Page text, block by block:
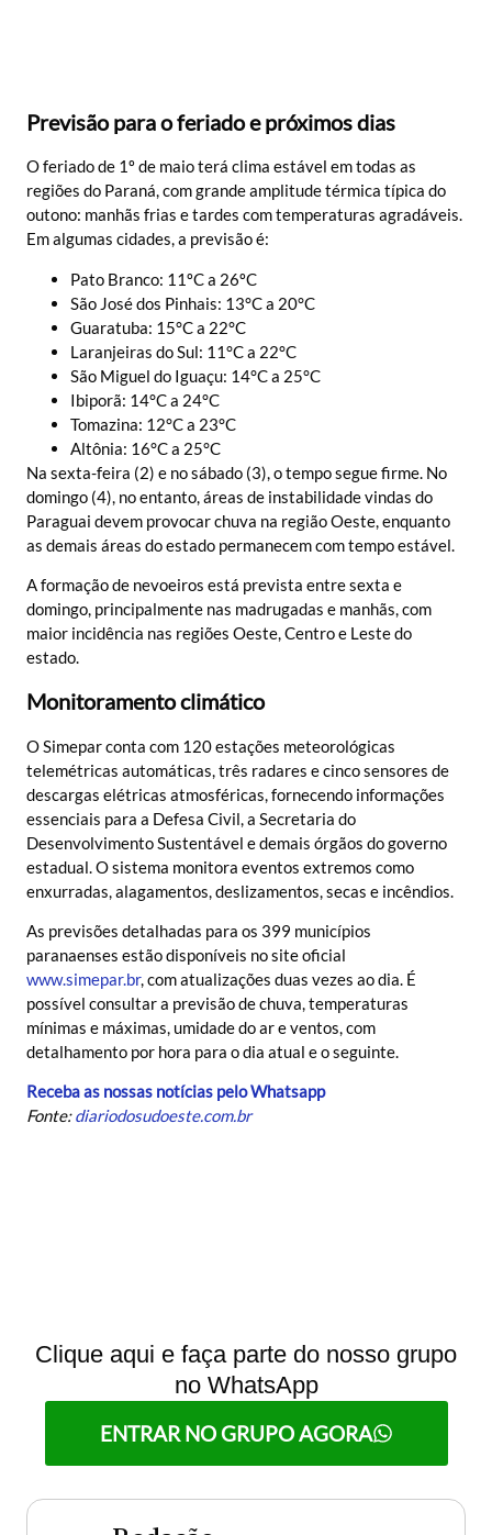
Previsão para o feriado e próximos dias
O feriado de 1º de maio terá clima estável em todas as
regiões do Paraná, com grande amplitude térmica típica do
outono: manhãs frias e tardes com temperaturas agradáveis.
Em algumas cidades, a previsão é:
Pato Branco: 11ºC a 26ºC
São José dos Pinhais: 13°C a 20°C
Guaratuba: 15°C a 22°C
Laranjeiras do Sul: 11°C a 22°C
São Miguel do Iguaçu: 14°C a 25°C
Ibiporã: 14°C a 24°C
Tomazina: 12°C a 23°C
Altônia: 16°C a 25°C
Na sexta-feira (2) e no sábado (3), o tempo segue firme. No
domingo (4), no entanto, áreas de instabilidade vindas do
Paraguai devem provocar chuva na região Oeste, enquanto
as demais áreas do estado permanecem com tempo estável.
A formação de nevoeiros está prevista entre sexta e
domingo, principalmente nas madrugadas e manhãs, com
maior incidência nas regiões Oeste, Centro e Leste do
estado.
Monitoramento climático
O Simepar conta com 120 estações meteorológicas
telemétricas automáticas, três radares e cinco sensores de
descargas elétricas atmosféricas, fornecendo informações
essenciais para a Defesa Civil, a Secretaria do
Desenvolvimento Sustentável e demais órgãos do governo
estadual. O sistema monitora eventos extremos como
enxurradas, alagamentos, deslizamentos, secas e incêndios.
As previsões detalhadas para os 399 municípios
paranaenses estão disponíveis no site oficial
www.simepar.br, com atualizações duas vezes ao dia. É
possível consultar a previsão de chuva, temperaturas
mínimas e máximas, umidade do ar e ventos, com
detalhamento por hora para o dia atual e o seguinte.
Receba as nossas notícias pelo Whatsapp
Fonte:diariodosudoeste.com.br
Clique aqui e faça parte do nosso grupo
no WhatsApp
ENTRAR NO GRUPO AGORA